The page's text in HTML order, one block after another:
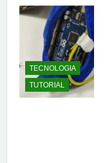
TECNOLOGIA
TUTORIAL